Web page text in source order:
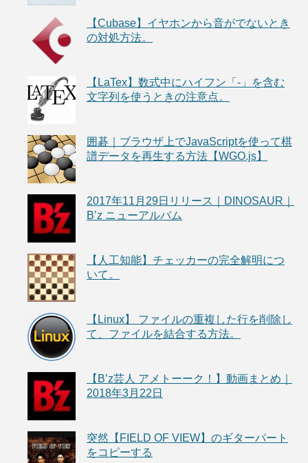
【Cubase】イヤホンから音がでないとき
の対処方法。
【LaTex】数式中にハイフン「-」を含む
文字列を使うときの注意点。
囲碁｜ブラウザ上でJavaScriptを使って棋
譜データを再生する方法【WGO.js】
2017年11月29日リリース｜DINOSAUR｜
B’z ニューアルバム
【人工知能】チェッカーの完全解明につ
いて。
【Linux】 ファイルの重複した行を削除し
て、ファイルを結合する方法。
【B’z芸人 アメトーーク！】動画まとめ｜
2018年3月22日
突然【FIELD OF VIEW】のギターパート
をコピーする